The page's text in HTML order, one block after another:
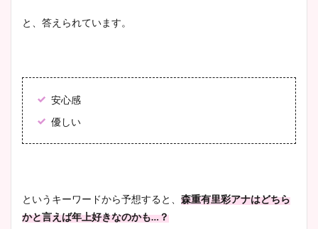
と、答えられています。
安心感
優しい
というキーワードから予想すると、 森重有里彩アナはどちら
かと言えば年上好きなのかも…？